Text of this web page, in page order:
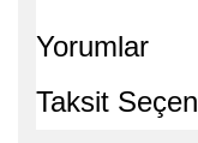
Yorumlar
Taksit